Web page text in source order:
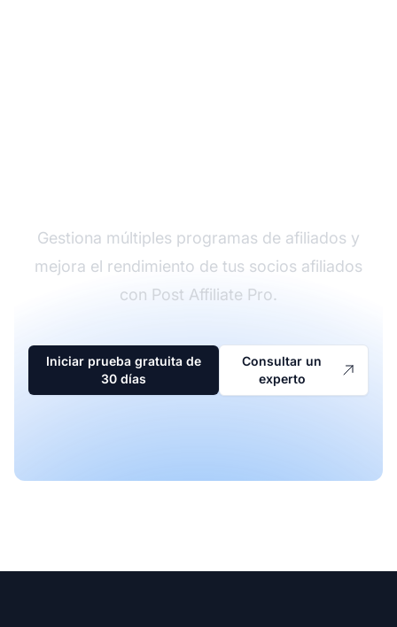
Gestiona múltiples programas de afiliados y
mejora el rendimiento de tus socios afiliados
con Post Affiliate Pro.
Iniciar prueba gratuita de
30 días
Consultar un
experto